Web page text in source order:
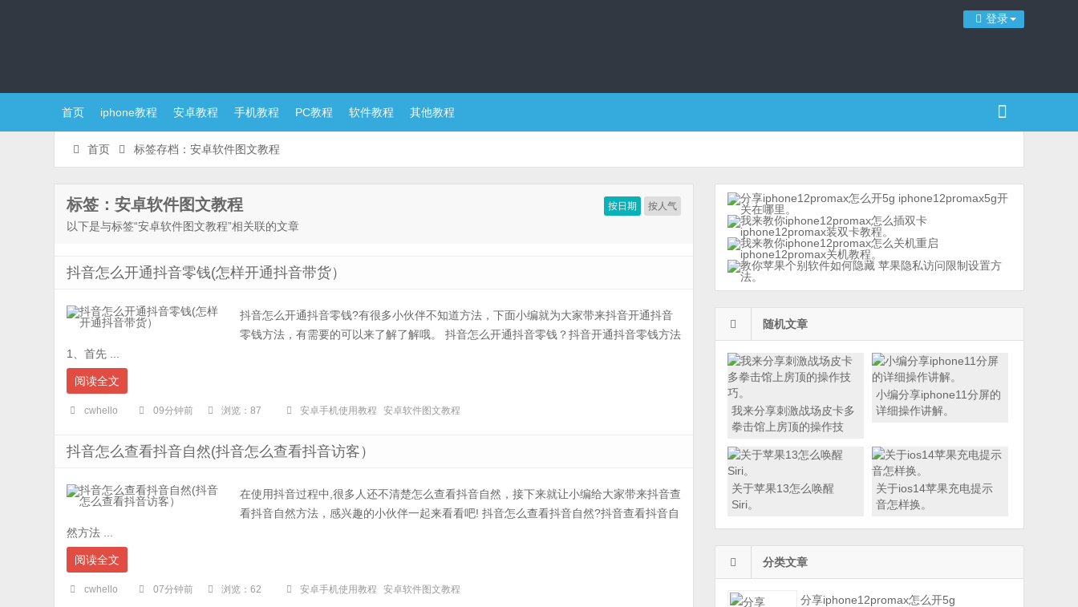
登录
首页 iphone教程 安卓教程 手机教程 PC教程 软件教程 其他教程
首页 标签存档：安卓软件图文教程
按日期 按人气
标签：安卓软件图文教程
以下是与标签“安卓软件图文教程”相关联的文章
抖音怎么开通抖音零钱(怎样开通抖音带货）
抖音怎么开通抖音零钱?有很多小伙伴不知道方法，下面小编就为大家带来抖音开通抖音
零钱方法，有需要的可以来了解了解哦。 抖音怎么开通抖音零钱？抖音开通抖音零钱方法
1、首先 ...
阅读全文
cwhello 09分钟前 浏览：87 安卓手机使用教程 安卓软件图文教程
抖音怎么查看抖音自然(抖音怎么查看抖音访客）
在使用抖音过程中,很多人还不清楚怎么查看抖音自然，接下来就让小编给大家带来抖音查
看抖音自然方法，感兴趣的小伙伴一起来看看吧! 抖音怎么查看抖音自然?抖音查看抖音自
然方法 ...
阅读全文
cwhello 07分钟前 浏览：62 安卓手机使用教程 安卓软件图文教程
随机文章
我来分享刺激战场皮卡多
拳击馆上房顶的操作技
小编分享iphone11分屏的
详细操作讲解。
关于苹果13怎么唤醒
Siri。
关于ios14苹果充电提示
音怎样换。
分类文章
分享iphone12promax怎么开5g